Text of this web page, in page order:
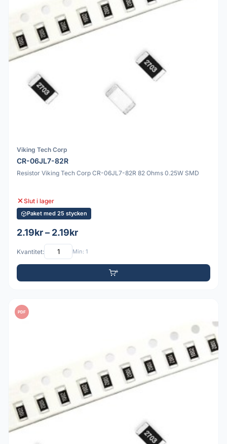
Viking Tech Corp
CR-06JL7-82R
Resistor Viking Tech Corp CR-06JL7-82R 82 Ohms 0.25W SMD
Slut i lager
Paket med 25 stycken
2.19kr – 2.19kr
Kvantitet: Min: 1
PDF